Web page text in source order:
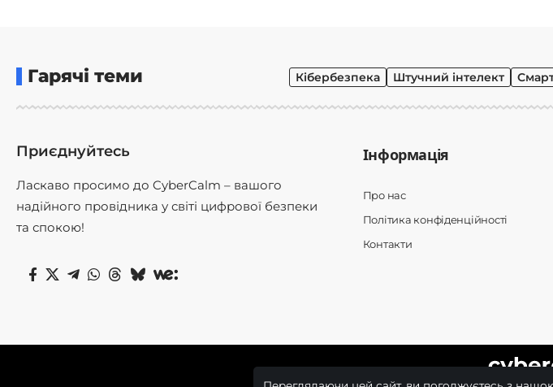
Гарячі теми Кібербезпека Штучний інтелект
Приєднуйтесь
Ласкаво просимо до CyberCalm – вашого
надійного провідника у світі цифрової безпеки
та спокою!
Інформація
Про нас
Політика конфіденційності
Контакти